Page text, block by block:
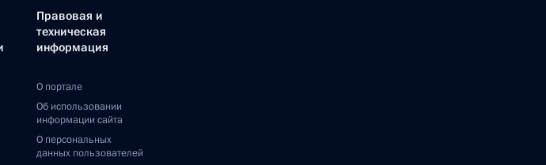
Правовая и
техническая
информация
О портале
Об использовании
информации сайта
О персональных
данных пользователей